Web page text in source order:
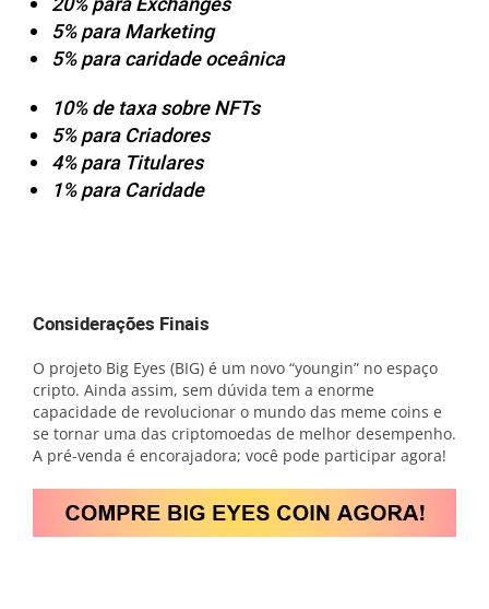
5% para Marketing
5% para caridade oceânica
10% de taxa sobre NFTs
5% para Criadores
4% para Titulares
1% para Caridade
Considerações Finais
O projeto Big Eyes (BIG) é um novo “youngin” no espaço
cripto. Ainda assim, sem dúvida tem a enorme
capacidade de revolucionar o mundo das meme coins e
se tornar uma das criptomoedas de melhor desempenho.
A pré-venda é encorajadora; você pode participar agora!